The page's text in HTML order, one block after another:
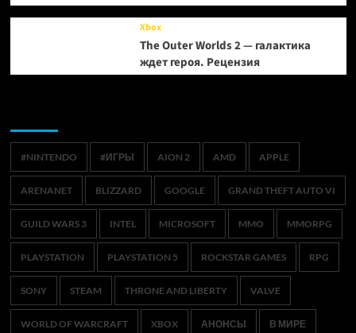
Xbox
The Outer Worlds 2 — галактика
ждет героя. Рецензия
#NINTENDO #ИГРЫ AION 2 AMD APPLE
ARENANET BLIZZARD GOOGLE GRAND THEFT AUTO VI
GUILD WARS 3 INTEL MICROSOFT MMO MMORPG
PLAYSTATION PLAYSTATION 5 ROCKSTAR GAMES RPG
SONY STEAM THRONE AND LIBERTY VALVE
WORLD OF WARCRAFT XBOX АНОНСЫ В МИРЕ